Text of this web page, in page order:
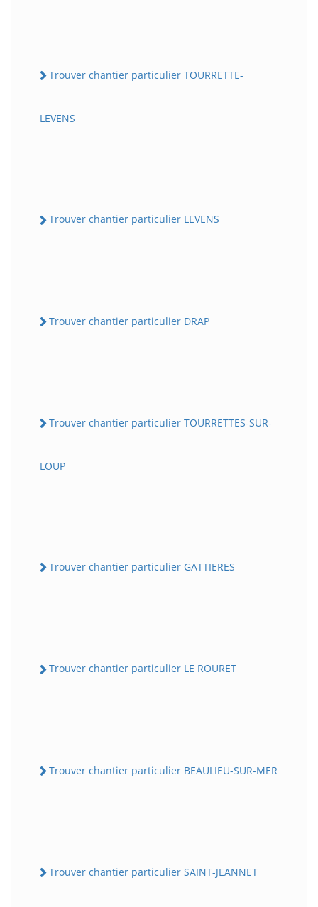
Trouver chantier particulier TOURRETTE-
LEVENS
Trouver chantier particulier LEVENS
Trouver chantier particulier DRAP
Trouver chantier particulier TOURRETTES-SUR-
LOUP
Trouver chantier particulier GATTIERES
Trouver chantier particulier LE ROURET
Trouver chantier particulier BEAULIEU-SUR-MER
Trouver chantier particulier SAINT-JEANNET